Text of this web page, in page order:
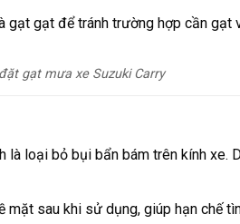
gạt để tránh trường hợp cần gạt
gạt mưa xeSuzuki Carry
loại bỏ bụi bẩn bám trên kính xe.
sau khi sử dụng, giúp hạn chế